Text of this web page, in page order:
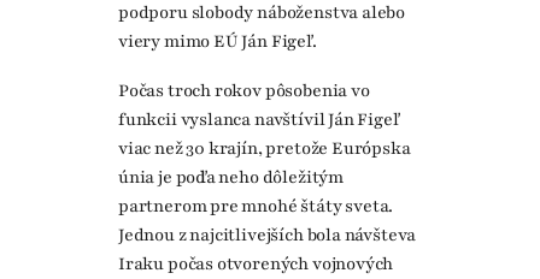
podporu slobody náboženstva alebo
viery mimo EÚ Ján Figeľ.
Počas troch rokov pôsobenia vo
funkcii vyslanca navštívil Ján Figeľ
viac než 30 krajín, pretože Európska
únia je podľa neho dôležitým
partnerom pre mnohé štáty sveta.
Jednou z najcitlivejších bola návšteva
Iraku počas otvorených vojnových